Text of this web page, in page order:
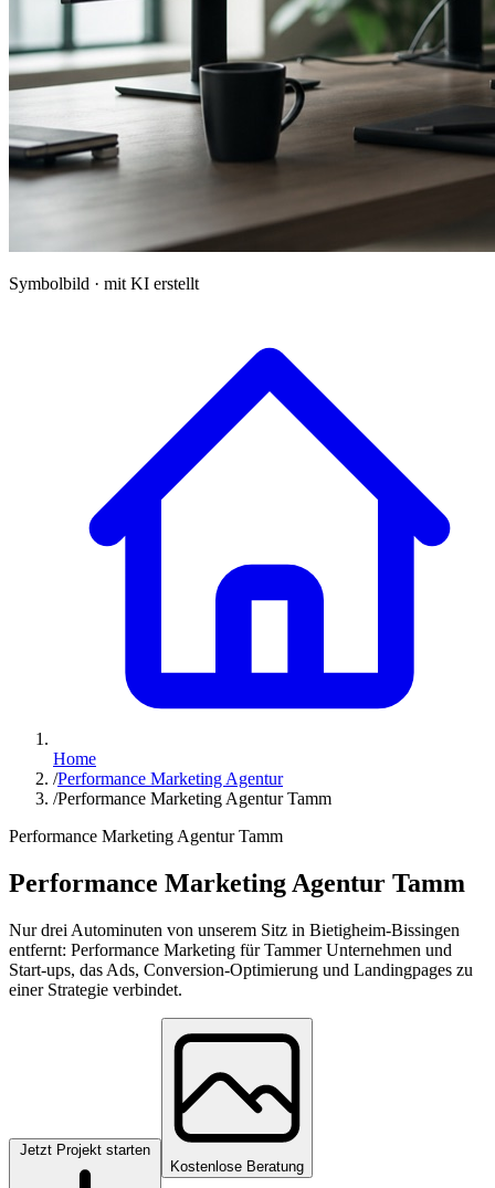
Symbolbild · mit KI erstellt
Home
/Performance Marketing Agentur
/Performance Marketing Agentur Tamm
Performance Marketing Agentur Tamm
Performance Marketing Agentur Tamm
Nur drei Autominuten von unserem Sitz in Bietigheim-Bissingen
entfernt: Performance Marketing für Tammer Unternehmen und
Start-ups, das Ads, Conversion-Optimierung und Landingpages zu
einer Strategie verbindet.
Kostenlose Beratung